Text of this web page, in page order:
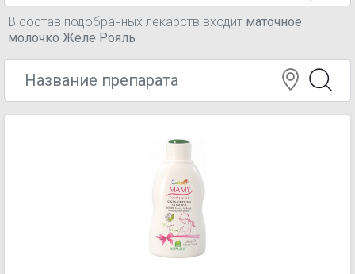
В состав подобранных лекарств входит маточное
молочко Желе Рояль